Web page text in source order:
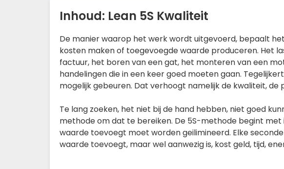
Inhoud: Lean 5S Kwaliteit
De manier waarop het werk wordt uitgevoerd, bepaalt
kosten maken of toegevoegde waarde produceren. Het
factuur, het boren van een gat, het monteren van een
handelingen die in een keer goed moeten gaan.
mogelijk gebeuren. Dat verhoogt namelijk de kwaliteit,
Te lang zoeken, het niet bij de hand hebben, niet goed
methode om dat te bereiken. De 5S-methode begint
waarde toevoegt moet worden geilimineerd. Elke
waarde toevoegt, maar wel aanwezig is, kost geld, tijd,